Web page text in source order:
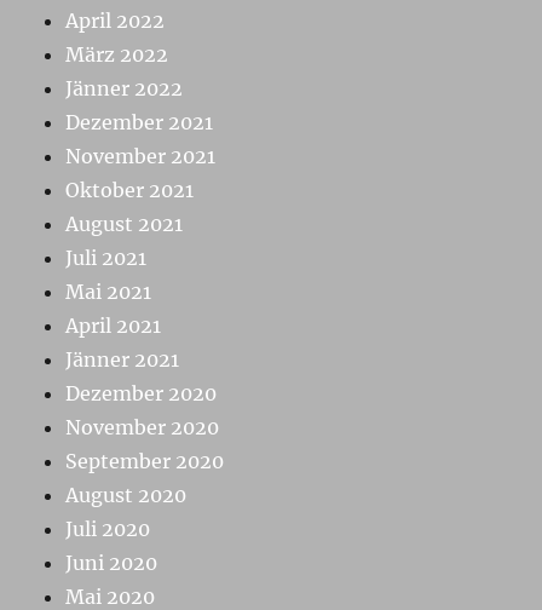
April 2022
März 2022
Jänner 2022
Dezember 2021
November 2021
Oktober 2021
August 2021
Juli 2021
Mai 2021
April 2021
Jänner 2021
Dezember 2020
November 2020
September 2020
August 2020
Juli 2020
Juni 2020
Mai 2020